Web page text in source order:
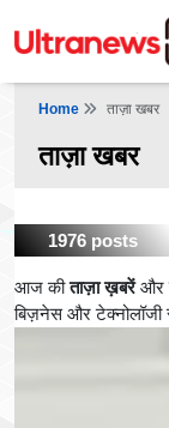
Home ताज़ा खबर
ताज़ा खबर
1976 posts
आज कीताज़ा ख़बरेंऔर
बिज़नेस और